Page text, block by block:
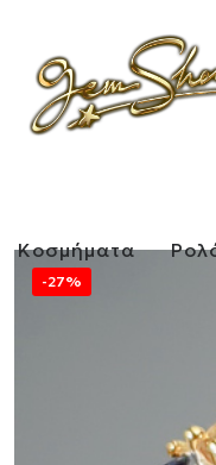
Κοσμήματα
-27%